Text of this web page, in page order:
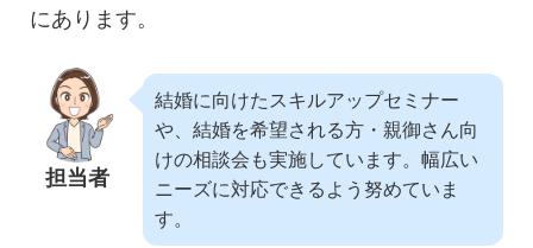
にあります。
担当者
結婚に向けたスキルアップセミナー
や、結婚を希望される方・親御さん向
けの相談会も実施しています。幅広い
ニーズに対応できるよう努めていま
す。